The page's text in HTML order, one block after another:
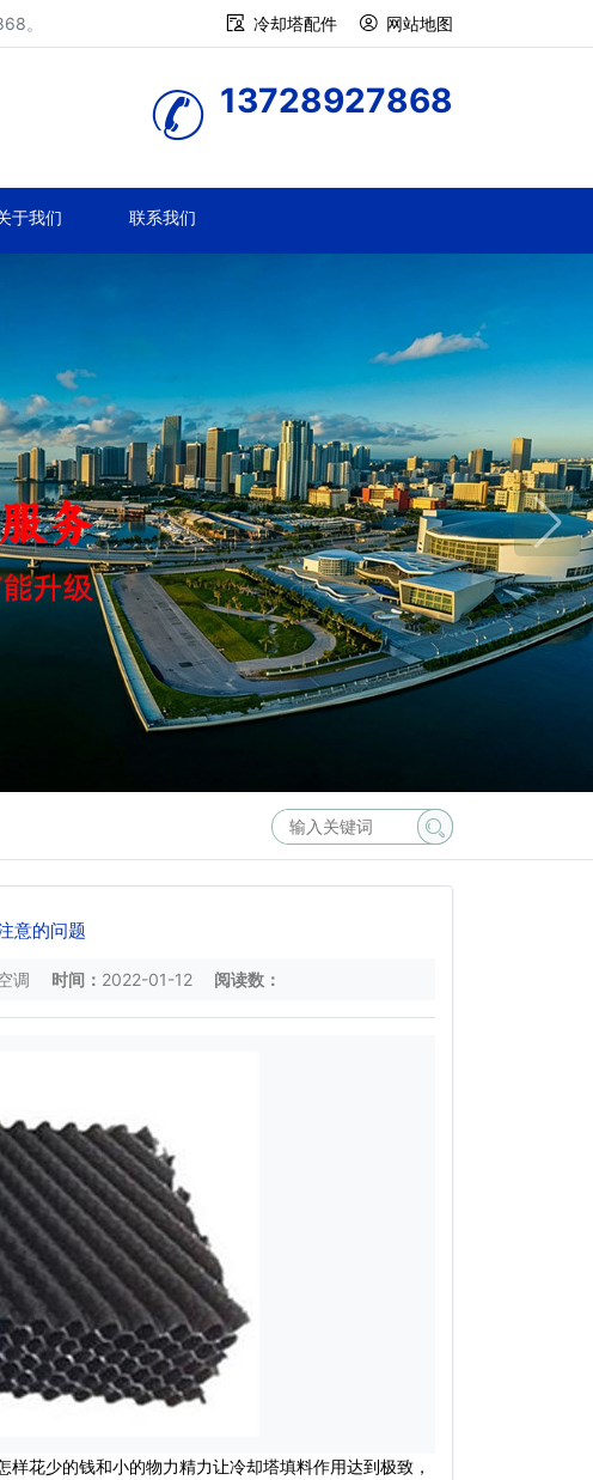
。 冷却塔配件 网站地图
13728927868
于我们 联系我们
意的问题
调 时间： 2022-01-12 阅读数：
花少的钱和小的物力精力让冷却塔填料作用达到极致，